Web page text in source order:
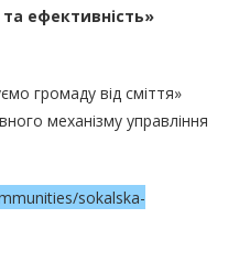
ефективність»
громаду від сміття»
механізму управління
sokalska-